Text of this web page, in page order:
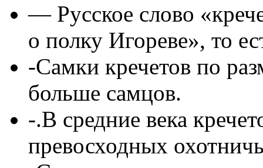
— Русское слово
о полку Игореве», то
-Самки кречетов по
больше самцов.
-.В средние века
превосходных